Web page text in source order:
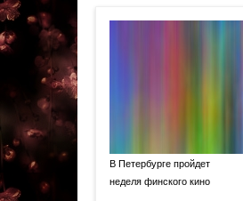
В Петербурге пройдет
неделя финского кино